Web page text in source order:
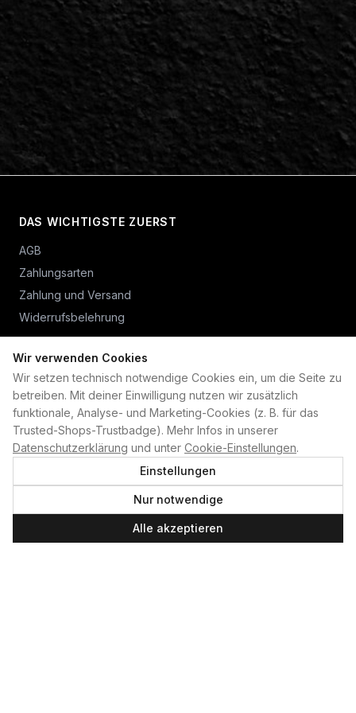
Wir verwenden Cookies
Wir setzen technisch notwendige Cookies ein, um die Seite zu
betreiben. Mit deiner Einwilligung nutzen wir zusätzlich
funktionale, Analyse- und Marketing-Cookies (z. B. für das
Trusted-Shops-Trustbadge). Mehr Infos in unserer
Datenschutzerklärung und unter Cookie-Einstellungen.
Einstellungen
Nur notwendige
Alle akzeptieren
DAS WICHTIGSTE ZUERST
AGB
Zahlungsarten
Zahlung und Versand
Widerrufsbelehrung
PLAN B
Home
Kontakt
Impressum
Datenschutzerklärung